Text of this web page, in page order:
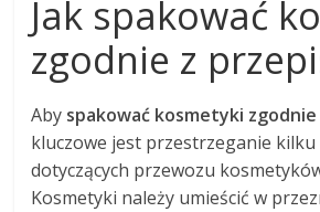
Jak spakować
zgodnie z
Aby spakować kosmetyki
kluczowe jest przestrzeganie kilku
dotyczących przewozu
Kosmetyki należy umieścić w